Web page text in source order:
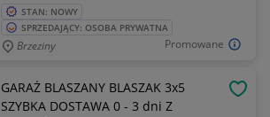
Promowane
STAN: NOWY
SPRZEDAJĄCY: OSOBA PRYWATNA
Brzeziny
GARAŻ BLASZANY BLASZAK 3x5
SZYBKA DOSTAWA 0 - 3 dni Z